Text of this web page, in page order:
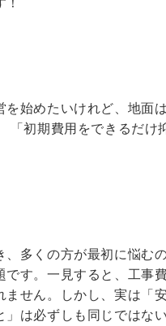
を始めたいけれど、地面
「初期費用をできるだけ
多くの方が最初に悩む
です。一見すると、工事
せん。しかし、実は「
は必ずしも同じではない